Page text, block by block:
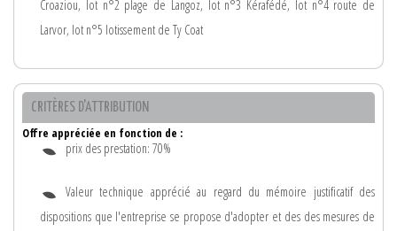
Croaziou, lot n°2 plage de Langoz, lot n°3 Kérafédé, lot n°4 route de
Larvor, lot n°5 lotissement de Ty Coat
CRITÈRES D'ATTRIBUTION
Offre appréciée en fonction de :
prix des prestation: 70%
Valeur technique apprécié au regard du mémoire justificatif des
dispositions que l'entreprise se propose d'adopter et des des mesures de